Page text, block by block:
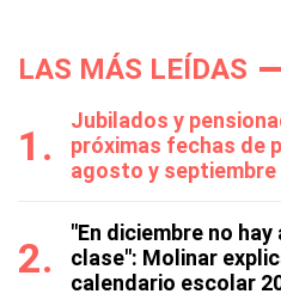
LAS MÁS LEÍDAS
Jubilados y
próximas fechas de
agosto y septiembre
"En diciembre no
clase": Molinar
calendario escolar